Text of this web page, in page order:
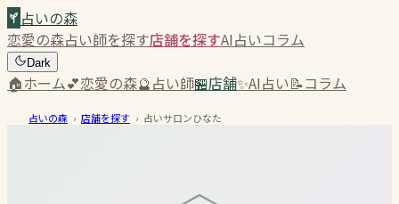
占いの森
恋愛の森占い師を探す店舗を探すAI占いコラム
Dark
🏠ホーム💕恋愛の森🔮占い師🏪店舗✨AI占い📝コラム
占いの森 › 店舗を探す › 占いサロンひなた